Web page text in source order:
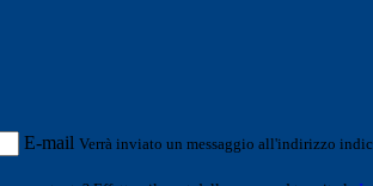
E-mail Verrà inviato un messaggio all'indirizzo